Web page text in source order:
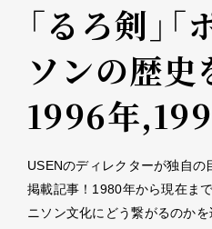
「るろ剣」
ソンの歴史
1996年
USENのディレクターが独自
掲載記事！1980年から現在ま
ニソン文化にどう繋がるのか